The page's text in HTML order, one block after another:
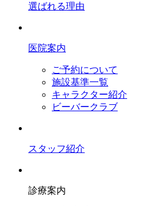
選ばれる理由
医院案内
ご予約について
施設基準一覧
キャラクター紹介
ビーバークラブ
スタッフ紹介
診療案内